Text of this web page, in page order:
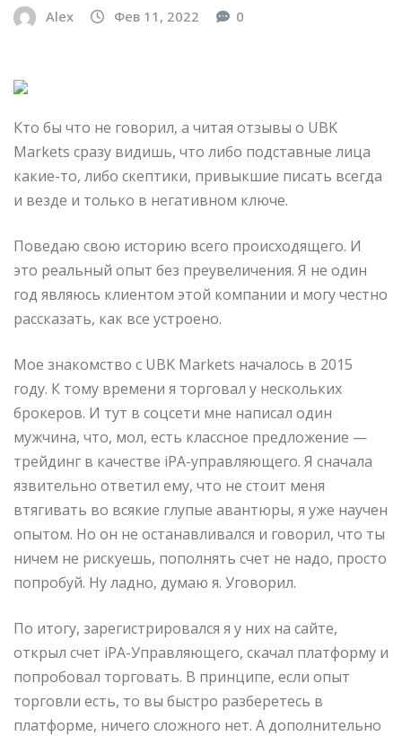
Alex Фев 11, 2022 0
Кто бы что не говорил, а читая отзывы о UBK
Markets сразу видишь, что либо подставные лица
какие-то, либо скептики, привыкшие писать всегда
и везде и только в негативном ключе.
Поведаю свою историю всего происходящего. И
это реальный опыт без преувеличения. Я не один
год являюсь клиентом этой компании и могу честно
рассказать, как все устроено.
Мое знакомство с UBK Markets началось в 2015
году. К тому времени я торговал у нескольких
брокеров. И тут в соцсети мне написал один
мужчина, что, мол, есть классное предложение —
трейдинг в качестве iPA-управляющего. Я сначала
язвительно ответил ему, что не стоит меня
втягивать во всякие глупые авантюры, я уже научен
опытом. Но он не останавливался и говорил, что ты
ничем не рискуешь, пополнять счет не надо, просто
попробуй. Ну ладно, думаю я. Уговорил.
По итогу, зарегистрировался я у них на сайте,
открыл счет iPA-Управляющего, скачал платформу и
попробовал торговать. В принципе, если опыт
торговли есть, то вы быстро разберетесь в
платформе, ничего сложного нет. А дополнительно